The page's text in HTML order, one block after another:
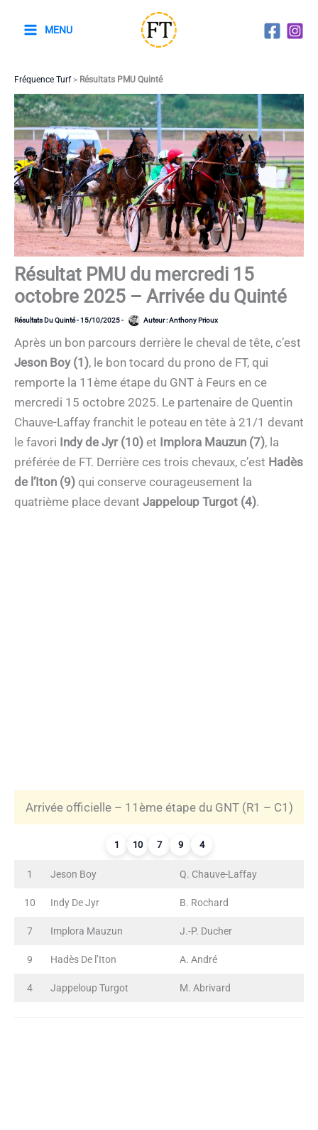
MENU
Fréquence Turf> Résultats PMU Quinté
Résultat PMU du mercredi 15
octobre 2025 – Arrivée du Quinté
Résultats Du Quinté-15/10/2025- Auteur :Anthony Prioux
Après un bon parcours derrière le cheval de tête, c’est
Jeson Boy (1), le bon tocard du prono de FT, qui
remporte la 11ème étape du GNT à Feurs en ce
mercredi 15 octobre 2025. Le partenaire de Quentin
Chauve-Laffay franchit le poteau en tête à 21/1 devant
le favori Indy de Jyr (10) et Implora Mauzun (7), la
préférée de FT. Derrière ces trois chevaux, c’est Hadès
de l’Iton (9) qui conserve courageusement la
quatrième place devant Jappeloup Turgot (4).
Arrivée officielle – 11ème étape du GNT (R1 – C1)
1 10 7 9 4
1 Jeson Boy Q. Chauve-Laffay
10 Indy De Jyr B. Rochard
7 Implora Mauzun J.-P. Ducher
9 Hadès De l’Iton A. André
4 Jappeloup Turgot M. Abrivard